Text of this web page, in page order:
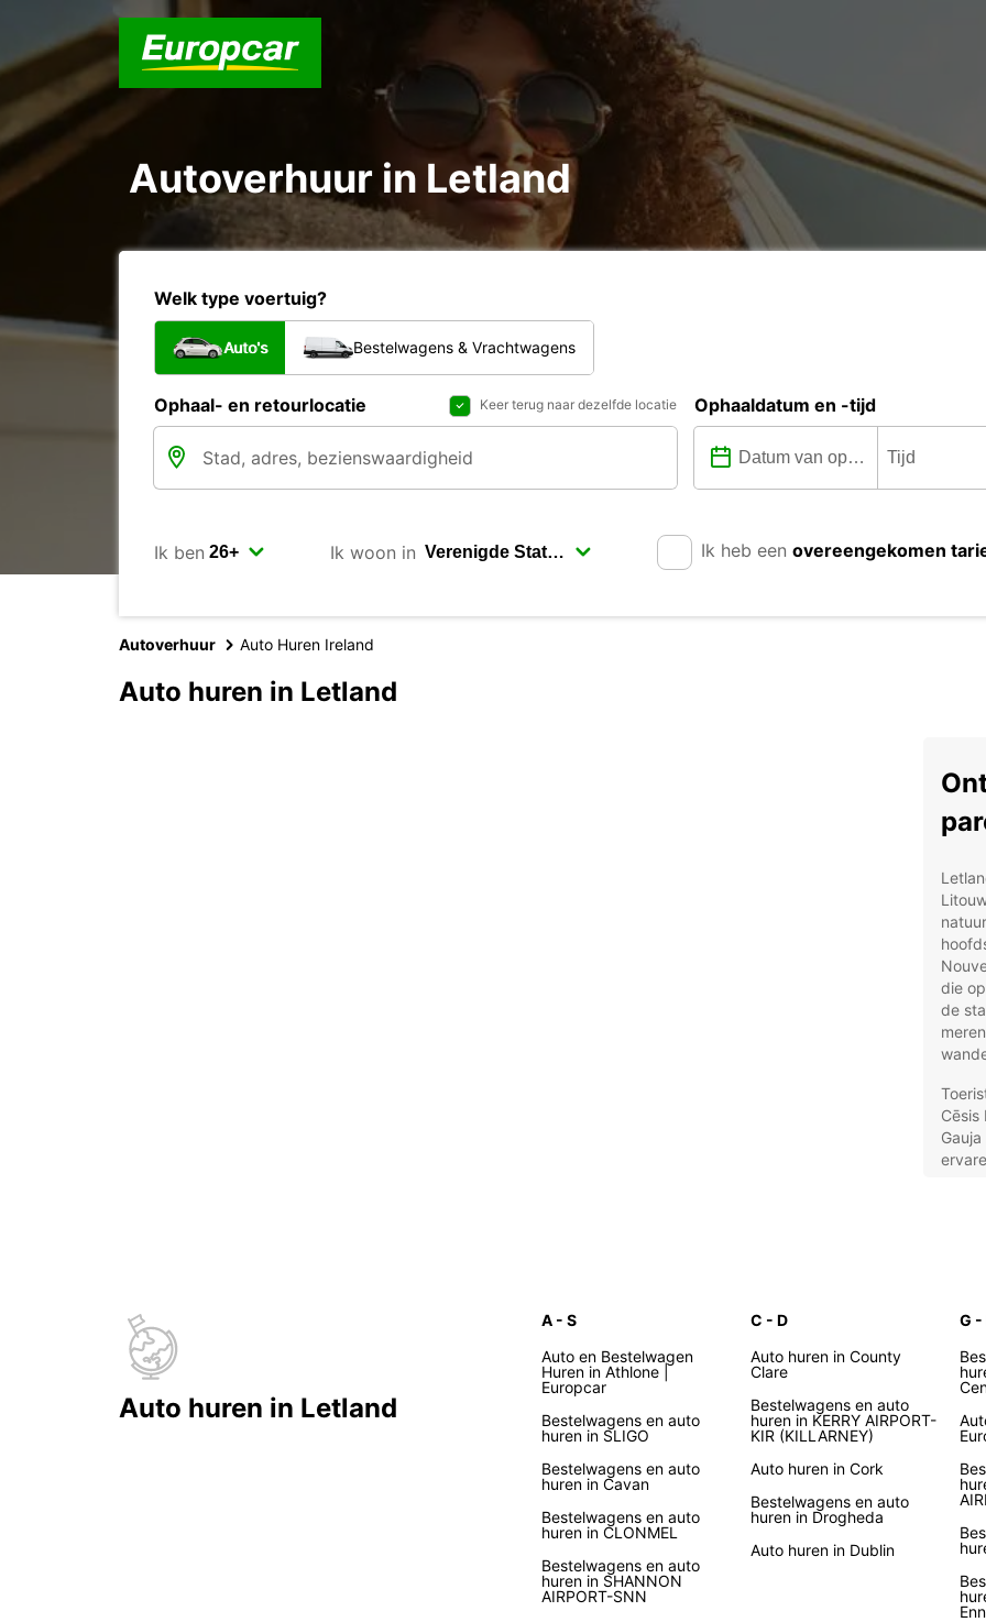
Autoverhuur in Letland
Welk type voertuig?
Auto's Bestelwagens & Vrachtwagens
Ophaal- en retourlocatie Keer terug naar dezelfde locatie Ophaaldatum en -tijd
Ik ben Ik woon in Ik heb een overeengekomen
Autoverhuur Auto Huren Ireland
Auto huren in Letland
die
de
Met
met
kunt
Auto huren in Letland
A - S
Auto en Bestelwagen
Huren in Athlone |
Europcar
Bestelwagens en auto
huren in SLIGO
Bestelwagens en auto
huren in Cavan
Bestelwagens en auto
huren in CLONMEL
Bestelwagens en auto
huren in SHANNON
AIRPORT-SNN
C - D
Auto huren in County
Clare
Bestelwagens en auto
huren in KERRY AIRPORT-
KIR (KILLARNEY)
Auto huren in Cork
Bestelwagens en auto
huren in Drogheda
Auto huren in Dublin
G -